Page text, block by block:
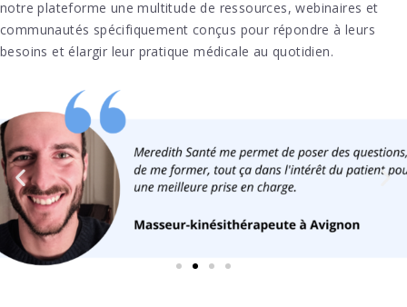
notre plateforme une multitude de ressources, webinaires et
communautés spécifiquement conçus pour répondre à leurs
besoins et élargir leur pratique médicale au quotidien.